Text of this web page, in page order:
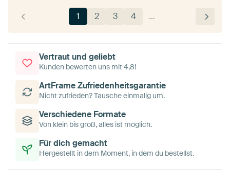
1 2 3 4 …
Vertraut und geliebt
Kunden bewerten uns mit 4,8!
ArtFrame Zufriedenheitsgarantie
Nicht zufrieden? Tausche einmalig um.
Verschiedene Formate
Von klein bis groß, alles ist möglich.
Für dich gemacht
Hergestellt in dem Moment, in dem du bestellst.